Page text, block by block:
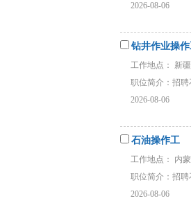
2026-08-06
钻井作业操
工作地点： 新疆
职位简介：招
2026-08-06
石油操作工
工作地点： 内
职位简介：招
2026-08-06